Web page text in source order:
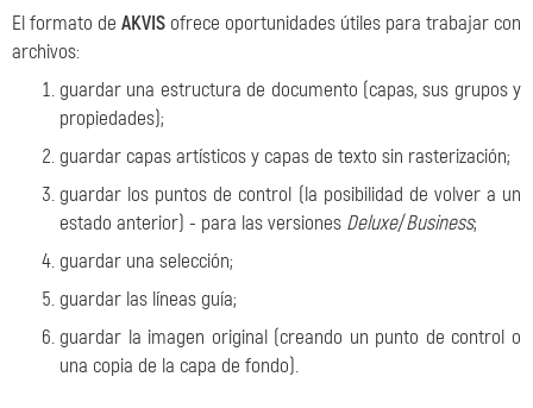
El formato de AKVIS ofrece oportunidades útiles para trabajar con
archivos:
guardar una estructura de documento (capas, sus grupos y
propiedades);
guardar capas artísticos y capas de texto sin rasterización;
guardar los puntos de control (la posibilidad de volver a un
estado anterior) - para las versiones Deluxe/Business;
guardar una selección;
guardar las líneas guía;
guardar la imagen original (creando un punto de control o
una copia de la capa de fondo).